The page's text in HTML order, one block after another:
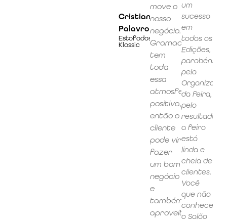
Cristiano
Palavro
Estofados
Klassic
move o
nosso
negócio.
Gramado
tem
toda
essa
atmosfera
positiva,
então o
cliente
pode vir
fazer
um bom
negócio
e
também
aproveitar
um
sucesso
em
todas as
Edições,
parabéns
pela
da feira,
pelo
resultado,
a feira
está
linda e
cheia de
clientes.
Você
que não
conhece
o Salão